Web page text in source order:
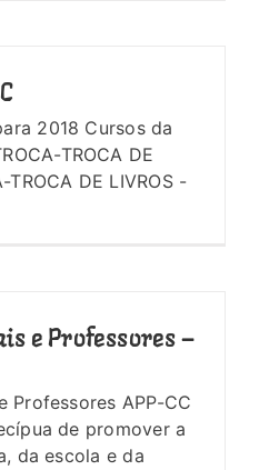
2018 Cursos da
TROCA DE
TROCA DE LIVROS -
e Professores –
Professores APP-CC
de promover a
da escola e da